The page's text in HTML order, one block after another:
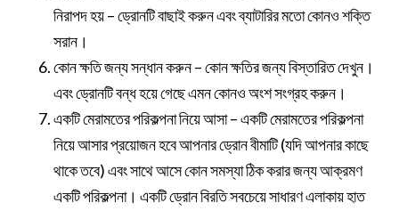
নিরাপদ হয় – ড্রোনটি বাছাই করুন এবং ব্যাটারির মতো কোনও শক্তি
সরান।
কোন ক্ষতি জন্য সন্ধান করুন – কোন ক্ষতির জন্য বিস্তারিত দেখুন।
এবং ড্রোনটি বন্ধ হয়ে গেছে এমন কোনও অংশ সংগ্রহ করুন।
একটি মেরামতের পরিকল্পনা নিয়ে আসা – একটি মেরামতের পরিকল্পনা
নিয়ে আসার প্রয়োজন হবে আপনার ড্রোন বীমাটি (যদি আপনার কাছে
থাকে তবে) এবং সাথে আসে কোন সমস্যা ঠিক করার জন্য আক্রমণ
একটি পরিকল্পনা। একটি ড্রোন বিরতি সবচেয়ে সাধারণ এলাকায় হাত